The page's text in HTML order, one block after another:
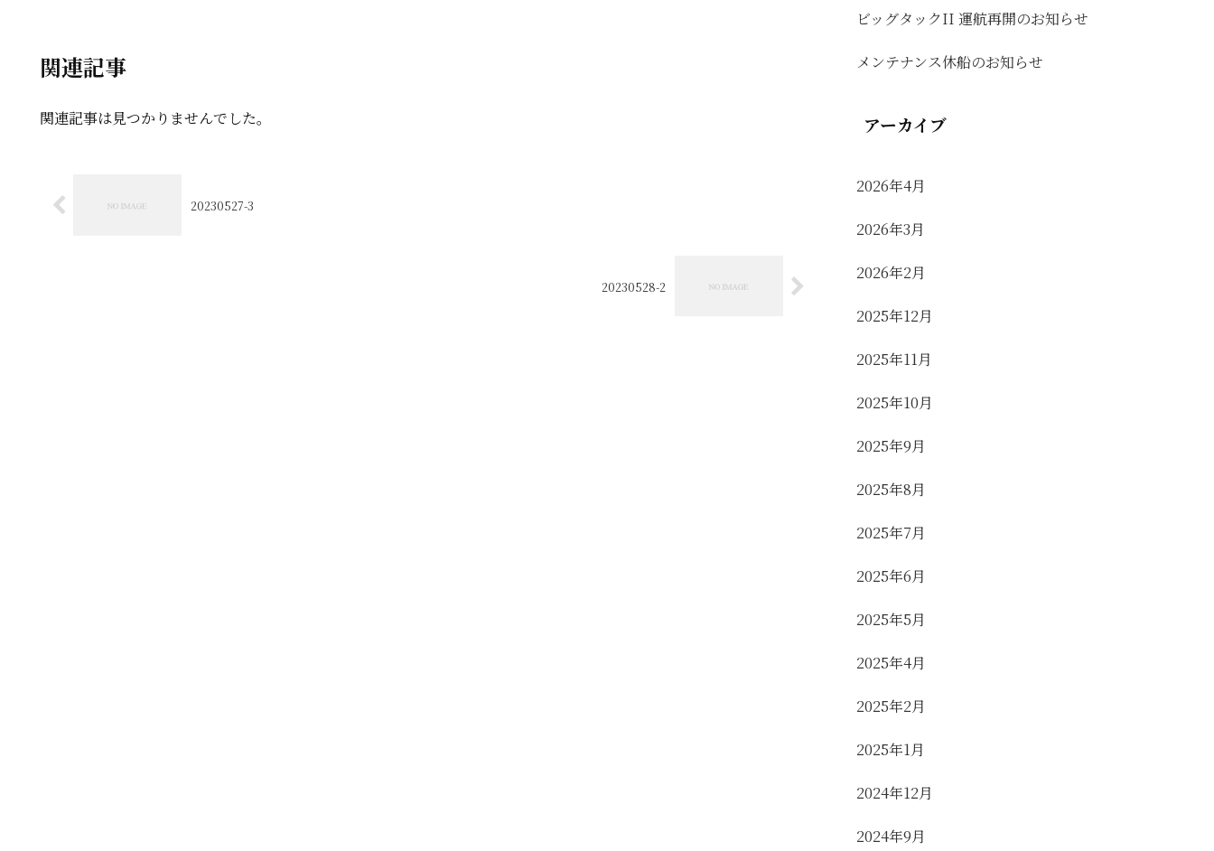
関連記事
関連記事は見つかりませんでした。
20230527-3
20230528-2
ビッグタックII 運航再開のお知らせ
メンテナンス休船のお知らせ
アーカイブ
2026年4月
2026年3月
2026年2月
2025年12月
2025年11月
2025年10月
2025年9月
2025年8月
2025年7月
2025年6月
2025年5月
2025年4月
2025年2月
2025年1月
2024年12月
2024年9月